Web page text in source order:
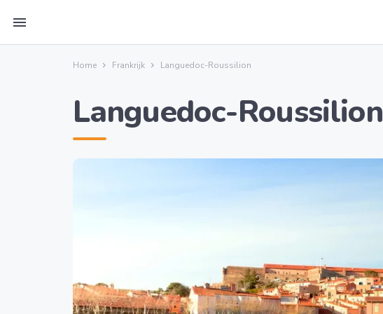
menu
Home Frankrijk Languedoc-Roussilion
Languedoc-Roussilion